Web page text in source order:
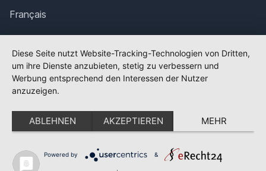
Français
Polska
Português
Nederlands
Svenska
Diese Seite nutzt Website-Tracking-Technologien von Dritten,
um ihre Dienste anzubieten, stetig zu verbessern und
Werbung entsprechend den Interessen der Nutzer
anzuzeigen.
ABLEHNEN AKZEPTIEREN MEHR
Powered by &